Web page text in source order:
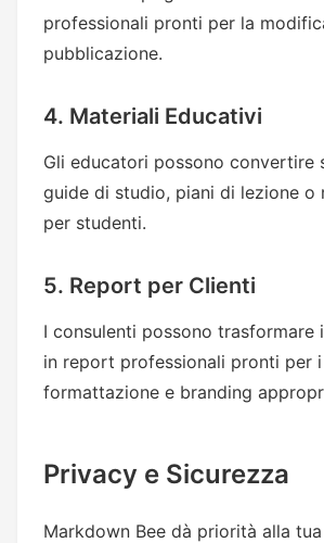
professionali pronti per la
pubblicazione.
4. Materiali Educativi
Gli educatori possono convertire
guide di studio, piani di lezione o
per studenti.
5. Report per Clienti
I consulenti possono trasformare
in report professionali pronti per
formattazione e branding
Privacy e Sicurezza
Markdown Bee dà priorità alla